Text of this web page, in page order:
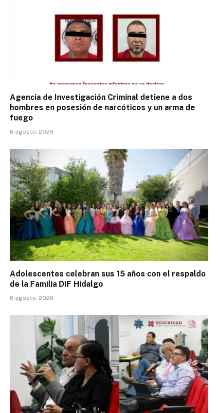
Agencia de Investigación Criminal detiene a dos
hombres en posesión de narcóticos y un arma de
fuego
6 agosto, 2026
Adolescentes celebran sus 15 años con el respaldo
de la Familia DIF Hidalgo
6 agosto, 2026